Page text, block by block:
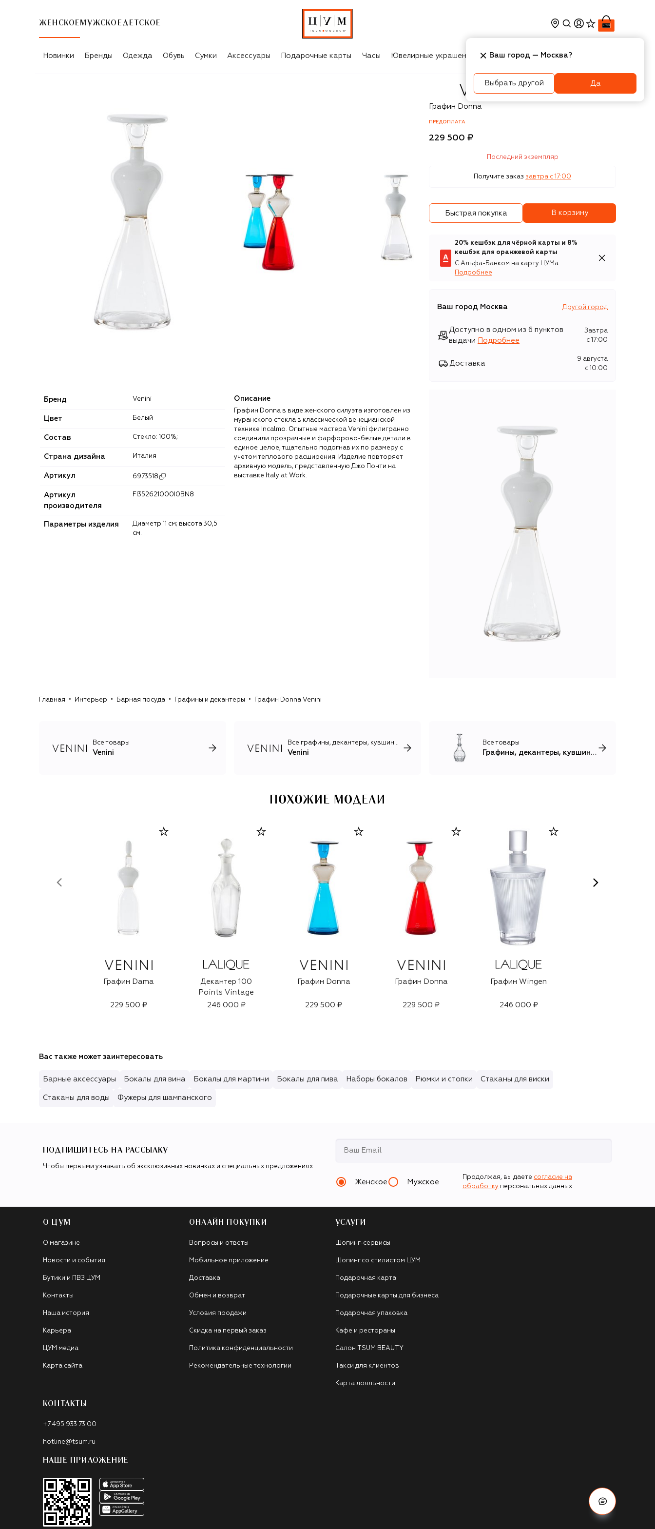
ЖЕНСКОЕ МУЖСКОЕ ДЕТСКОЕ
Новинки Бренды Одежда Обувь Сумки Аксессуары Подарочные карты Часы Ювелирные украшения Косметика Интерьер
Venini
Графин Donna
ПРЕДОПЛАТА
229 500 ₽
Последний экземпляр
Получите заказ завтра c 17:00
Быстрая покупка В корзину
20% кешбэк для чёрной карты и 8%
кешбэк для оранжевой карты
С Альфа-Банком на карту ЦУМа
Подробнее
Ваш город Москва Другой город
Доступно в одном из 6 пунктов
выдачи
Подробнее
Завтра
c 17:00
Доставка
9 августа
c 10:00
Бренд Venini
Цвет Белый
Состав Стекло: 100%;
Страна дизайна Италия
Артикул 6973518
Артикул
производителя
FI352621000I0BN8
Параметры изделия
Диаметр 11 см; высота 30,5
см.
Описание
Графин Donna в виде женского силуэта изготовлен из
муранского стекла в классической венецианской
технике Incalmo. Опытные мастера Venini филигранно
соединили прозрачные и фарфорово-белые детали в
единое целое, тщательно подогнав их по размеру с
учетом теплового расширения. Изделие повторяет
архивную модель, представленную Джо Понти на
выставке Italy at Work.
Главная Интерьер Барная посуда Графины и декантеры Графин Donna Venini
Все товары
Venini
Все графины, декантеры, кувшины, штофы
Venini
Все товары
Графины, декантеры, кувшины, штофы
ПОХОЖИЕ МОДЕЛИ
Графин Dama
229 500 ₽
Декантер 100
Points Vintage
246 000 ₽
Графин Donna
229 500 ₽
Графин Donna
229 500 ₽
Графин Wingen
246 000 ₽
Вас также может заинтересовать
Барные аксессуары Бокалы для вина Бокалы для мартини Бокалы для пива Наборы бокалов Рюмки и стопки Стаканы для виски
Стаканы для воды Фужеры для шампанского
ПОДПИШИТЕСЬ НА РАССЫЛКУ
Чтобы первыми узнавать об эксклюзивных новинках и специальных предложениях
Женское Мужское
Продолжая, вы даете согласие на
обработку персональных данных
О ЦУМ
О магазине
Новости и события
Бутики и ПВЗ ЦУМ
Контакты
Наша история
Карьера
ЦУМ медиа
Карта сайта
ОНЛАЙН ПОКУПКИ
Вопросы и ответы
Мобильное приложение
Доставка
Обмен и возврат
Условия продажи
Скидка на первый заказ
Политика конфиденциальности
Рекомендательные технологии
УСЛУГИ
Шопинг-сервисы
Шопинг со стилистом ЦУМ
Подарочная карта
Подарочные карты для бизнеса
Подарочная упаковка
Кафе и рестораны
Салон TSUM BEAUTY
Такси для клиентов
Карта лояльности
КОНТАКТЫ
+7 495 933 73 00
hotline@tsum.ru
НАШЕ ПРИЛОЖЕНИЕ
Ваш город — Москва?
Выбрать другой Да